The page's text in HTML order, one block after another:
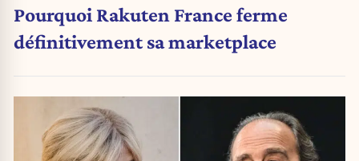
Pourquoi Rakuten France ferme
définitivement sa marketplace